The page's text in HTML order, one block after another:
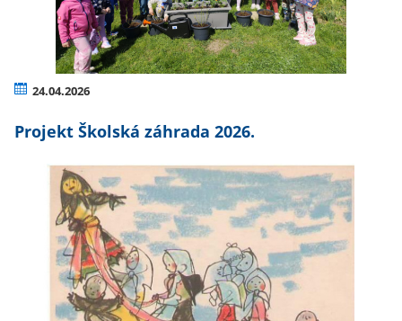
24.04.2026
Projekt Školská záhrada 2026.